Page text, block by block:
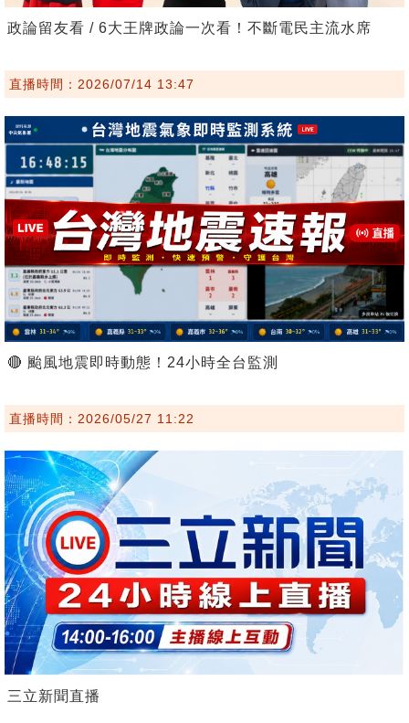
政論留友看 / 6大王牌政論一次看！不斷電民主流水席
直播時間：2026/07/14 13:47
🔴 颱風地震即時動態！24小時全台監測
直播時間：2026/05/27 11:22
三立新聞直播